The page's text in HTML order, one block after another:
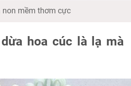
non mềm thơm cực
hoa cúc là lạ mà